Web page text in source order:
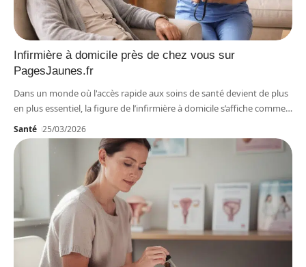
Infirmière à domicile près de chez vous sur
PagesJaunes.fr
Dans un monde où l'accès rapide aux soins de santé devient de plus
en plus essentiel, la figure de l’infirmière à domicile s’affiche comme…
Santé 25/03/2026